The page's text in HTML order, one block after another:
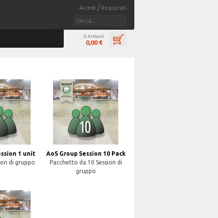
Accedi / Registrati
0 Articoli
0,00 €
1 unit
di gruppo
AoS Group Session 10 Pack
Pacchetto da 10 Session di
gruppo